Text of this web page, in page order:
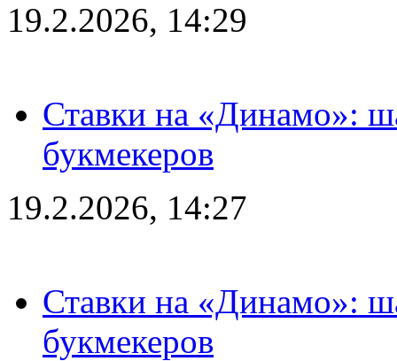
19.2.2026, 14:29
Ставки на «Динамо»:
букмекеров
19.2.2026, 14:27
Ставки на «Динамо»:
букмекеров